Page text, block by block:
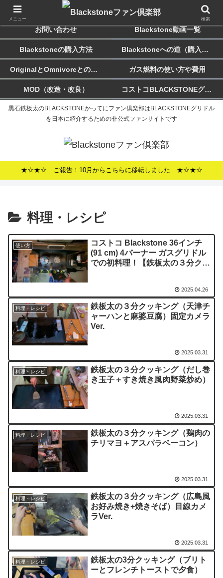
黒石鉄板太のBLACKSTONEかってにファン倶楽部はBLACKSTONEグリドル
を日本に紹介するための非公式ファンサイトです
ホーム Blackstoneのススメ
お問い合わせ Blackstone動画一覧
Blackstoneの購入方法 Blackstoneへの道（購入記）
OriginalとOmnivoreとの違い ガス燃料の使い方や費用
MOD（改造・改良） コストコBLACKSTONEグリドルについて
★☆★☆ ご報告！10月からこちらに移転しました ★☆★☆
料理・レシピ
使い方
コストコ Blackstone 36インチ
(91 cm) 4バーナー ガスグリドル
での初料理！【鉄板太の３分クッ
2025.04.26
料理・レシピ
鉄板太の３分クッキング（天津チ
ャーハンと麻婆豆腐）固定カメラ
Ver.
2025.03.31
料理・レシピ
鉄板太の３分クッキング（だし巻
き玉子＋すき焼き風肉野菜炒め）
2025.03.31
料理・レシピ
鉄板太の３分クッキング（鶏肉の
チリマヨ＋アスパラベーコン）
2025.03.31
料理・レシピ
鉄板太の３分クッキング（広島風
お好み焼き+焼きそば）目線カメ
ラVer.
2025.03.31
料理・レシピ
鉄板太の3分クッキング（ブリト
ーとフレンチトーストで夕食）
メニュー 検索